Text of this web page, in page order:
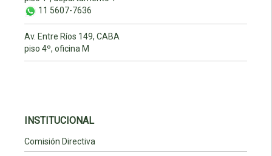
11 5607-7636
Av. Entre Ríos 149, CABA
piso 4º, oficina M
INSTITUCIONAL
Comisión Directiva